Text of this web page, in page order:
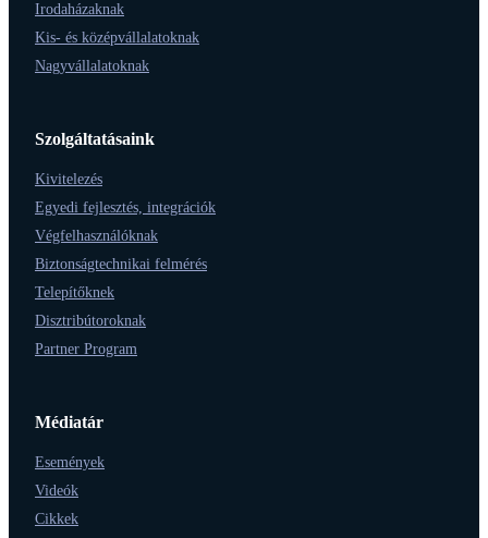
Irodaházaknak
Kis- és középvállalatoknak
Nagyvállalatoknak
Szolgáltatásaink
Kivitelezés
Egyedi fejlesztés, integrációk
Végfelhasználóknak
Biztonságtechnikai felmérés
Telepítőknek
Disztribútoroknak
Partner Program
Médiatár
Események
Videók
Cikkek